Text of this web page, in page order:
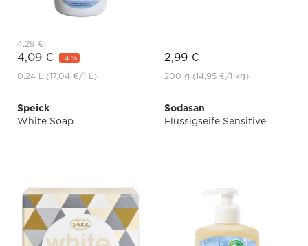
4,29 €
4,09 € -4 %
0.24 L (17,04 €/1 L)
2,99 €
200 g (14,95 €/1 kg)
Speick
White Soap
Sodasan
Flüssigseife Sensitive